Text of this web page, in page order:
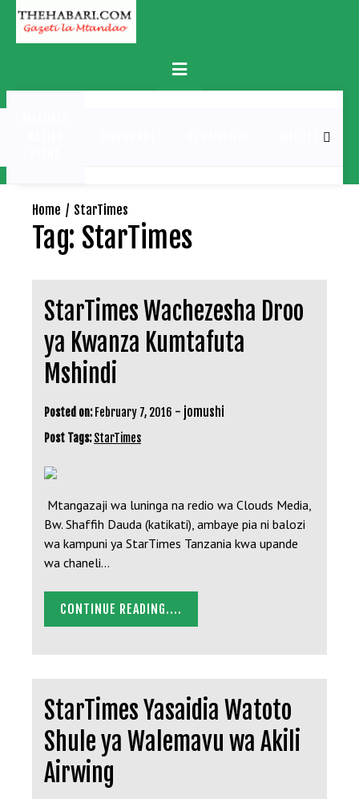
Skip
content
Primary
Menu
MICHEZO
Home StarTimes
Tag: StarTimes
StarTimes Wachezesha Droo
ya Kwanza Kumtafuta
Mshindi
Posted on: February 7, 2016 - jomushi
Post Tags:StarTimes
Mtangazaji wa luninga na redio wa Clouds Media,
Bw. Shaffih Dauda (katikati), ambaye pia ni balozi
wa kampuni ya StarTimes Tanzania kwa upande
wa chaneli…
CONTINUE READING....
StarTimes Yasaidia Watoto
Shule ya Walemavu wa Akili
Airwing